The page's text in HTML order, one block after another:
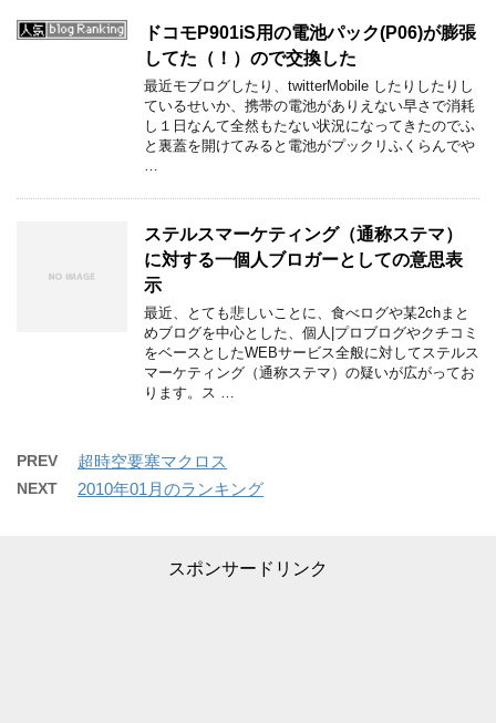
ドコモP901iS用の電池パック(P06)が膨張
してた（！）ので交換した
最近モブログしたり、twitterMobile したりしたりし
ているせいか、携帯の電池がありえない早さで消耗
し１日なんて全然もたない状況になってきたのでふ
と裏蓋を開けてみると電池がプックリふくらんでや
ステルスマーケティング（通称ステマ）
に対する一個人ブロガーとしての意思表
示
最近、とても悲しいことに、食べログや某2chまと
めブログを中心とした、個人|プロブログやクチコミ
をベースとしたWEBサービス全般に対してステルス
マーケティング（通称ステマ）の疑いが広がってお
ります。ス …
PREV 超時空要塞マクロス
NEXT 2010年01月のランキング
スポンサードリンク